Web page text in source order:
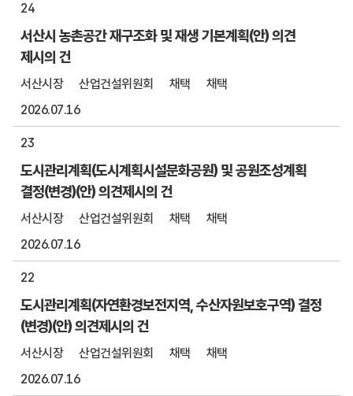
24
서산시 농촌공간 재구조화 및 재생 기본계획(안) 의견
제시의 건
서산시장 산업건설위원회 채택
채택
2026.07.16
23
도시관리계획(도시계획시설문화공원) 및 공원조성계획
결정(변경)(안) 의견제시의 건
서산시장 산업건설위원회 채택
채택
2026.07.16
22
도시관리계획(자연환경보전지역, 수산자원보호구역) 결정
(변경)(안) 의견제시의 건
서산시장 산업건설위원회 채택
채택
2026.07.16